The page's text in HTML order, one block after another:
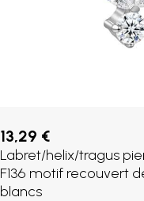
13,29 €
Labret/helix/tragus
F136 motif recouvert
blancs